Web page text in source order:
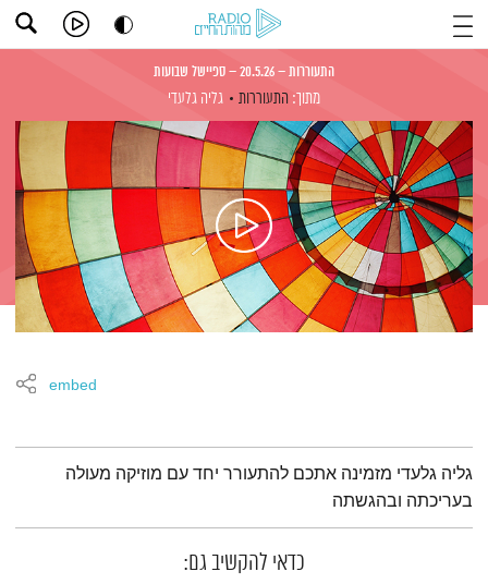
התעוררות – 20.5.26 – ספיישל שבועות
מתוך: התעוררות גליה גלעדי
embed
תמצית הפודקאסט
גליה גלעדי מזמינה אתכם להתעורר יחד עם מוזיקה מעולה
בעריכתה ובהגשתה
כדאי להקשיב גם: